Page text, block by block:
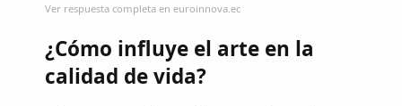
Ver respuesta completa en euroinnova.ec
¿Cómo influye el arte en la
calidad de vida?